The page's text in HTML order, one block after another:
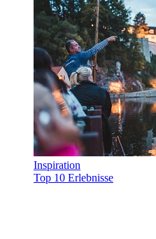
Inspiration
Top 10 Erlebnisse